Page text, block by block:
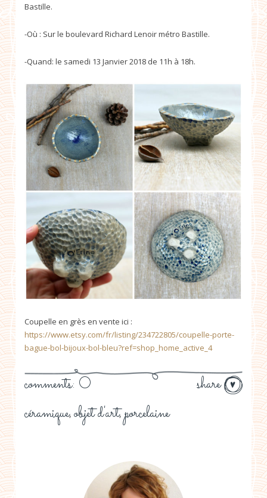
Bastille.
-Où : Sur le boulevard Richard Lenoir métro Bastille.
-Quand: le samedi 13 Janvier 2018 de 11h à 18h.
Coupelle en grès en vente ici :
https://www.etsy.com/fr/listing/234722805/coupelle-porte-
bague-bol-bijoux-bol-bleu?ref=shop_home_active_4
share
comments: 0
céramique, objet d'art, porcelaine